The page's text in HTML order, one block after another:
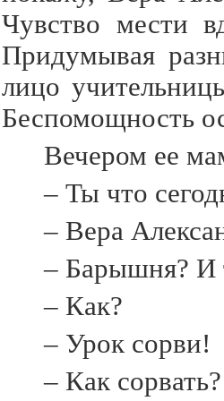
Чувство мести
Придумывая
лицо
Беспомощность
Вечером ее
– Ты что
– Вера
– Барышня? И
– Как?
– Урок сорви!
– Как